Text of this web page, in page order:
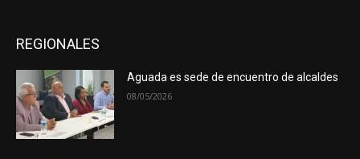
REGIONALES
Aguada es sede de encuentro de alcaldes
08/05/2026